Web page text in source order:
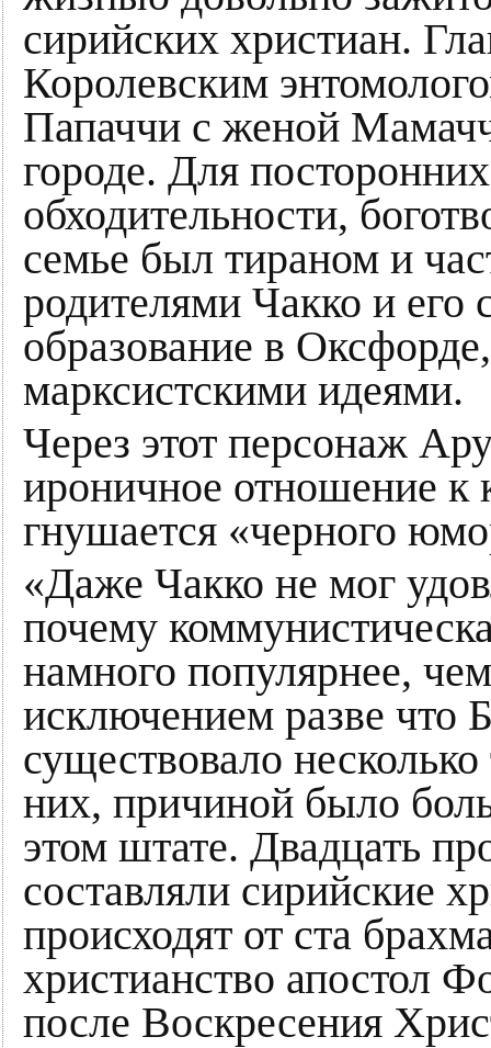
сирийских христиан.
Королевским
Папаччи с женой
городе. Для
обходительности,
семье был тираном и
родителями Чакко и
образование в
марксистскими идеями.
Через этот персонаж
ироничное отношение к
гнушается «черного
«Даже Чакко не мог
почему
намного популярнее,
исключением разве что
существовало
них, причиной было
этом штате. Двадцать
составляли сирийские
происходят от ста
христианство апостол
после Воскресения